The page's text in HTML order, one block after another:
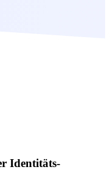
Identitäts-